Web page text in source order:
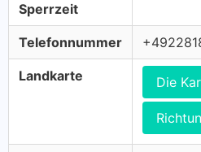
Sperrzeit
Telefonnummer
Landkarte Die